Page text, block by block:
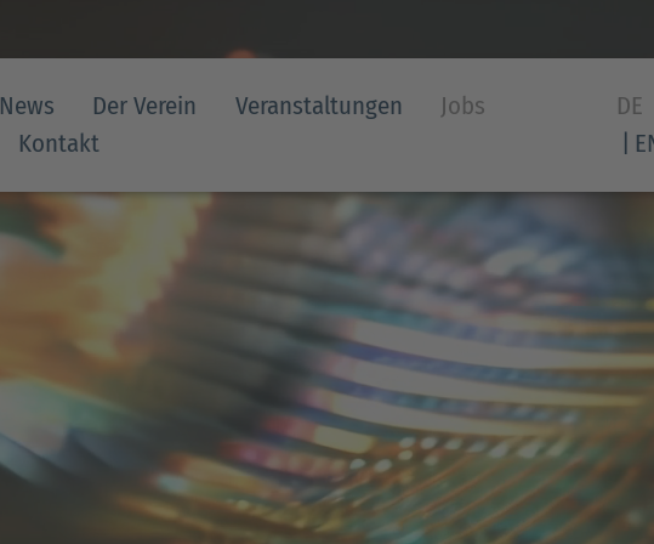
News Der Verein Veranstaltungen
Jobs
Kontakt
DE